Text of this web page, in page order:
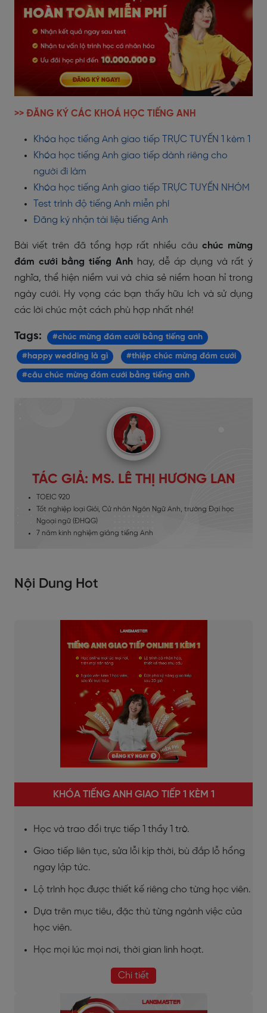
>> ĐĂNG KÝ CÁC KHOÁ HỌC TIẾNG ANH
Khóa học tiếng Anh giao tiếp TRỰC TUYẾN 1 kèm 1
Khóa học tiếng Anh giao tiếp dành riêng cho
người đi làm
Khóa học tiếng Anh giao tiếp TRỰC TUYẾN NHÓM
Test trình độ tiếng Anh miễn phí
Đăng ký nhận tài liệu tiếng Anh
Bài viết trên đã tổng hợp rất nhiều câu chúc mừng
đám cưới bằng tiếng Anhhay, dễ áp dụng và rất ý
nghĩa, thể hiện niềm vui và chia sẻ niềm hoan hỉ trong
ngày cưới. Hy vọng các bạn thấy hữu ích và sử dụng
các lời chúc một cách phù hợp nhất nhé!
Tags: #chúc mừng đám cưới bằng tiếng anh
#happy wedding là gì #thiệp chúc mừng đám cưới
#câu chúc mừng đám cưới bằng tiếng anh
TÁC GIẢ: MS. LÊ THỊ HƯƠNG LAN
TOEIC 920
Tốt nghiệp loại Giỏi, Cử nhân Ngôn Ngữ Anh, trường Đại học
Ngoại ngữ (ĐHQG)
7 năm kinh nghiệm giảng tiếng Anh
Nội Dung Hot
KHÓA TIẾNG ANH GIAO TIẾP 1 KÈM 1
Học và trao đổi trực tiếp 1 thầy 1 trò.
Giao tiếp liên tục, sửa lỗi kịp thời, bù đắp lỗ hổng
ngay lập tức.
Lộ trình học được thiết kế riêng cho từng học viên.
Dựa trên mục tiêu, đặc thù từng ngành việc của
học viên.
Học mọi lúc mọi nơi, thời gian linh hoạt.
Chi tiết